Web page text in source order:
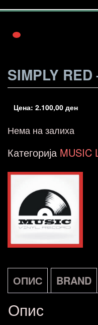
SIMPLY RED
Цена: 2.100,00 ден
Нема на залиха
Категорија MUSIC
ОПИС BRAND
Опис